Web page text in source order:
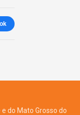
do Mato Grosso do